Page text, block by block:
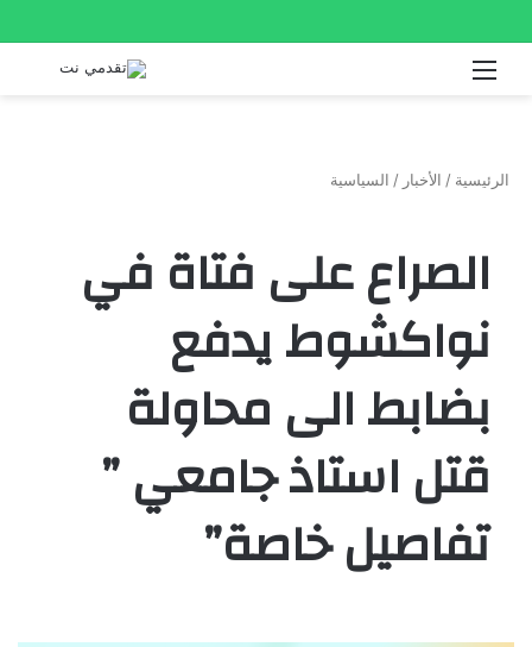
القائمة
الرئيسية / الأخبار / السياسية
الصراع على فتاة في
نواكشوط يدفع
بضابط الى محاولة
قتل استاذ جامعي ”
تفاصيل خاصة”